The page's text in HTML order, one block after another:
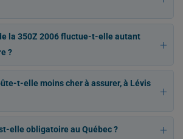
la 350Z 2006 fluctue-t-elle autant
?
t-elle moins cher à assurer, à Lévis
elle obligatoire au Québec ?